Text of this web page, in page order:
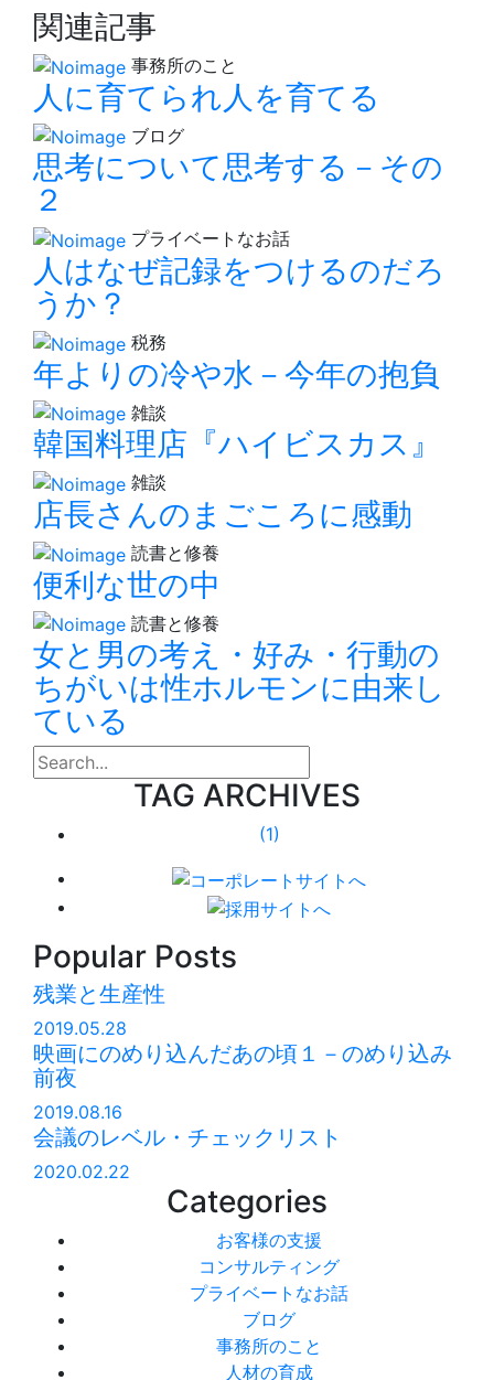
関連記事
事務所のこと
人に育てられ人を育てる
ブログ
思考について思考する－その
２
プライベートなお話
人はなぜ記録をつけるのだろ
うか？
税務
年よりの冷や水－今年の抱負
雑談
韓国料理店『ハイビスカス』
雑談
店長さんのまごころに感動
読書と修養
便利な世の中
読書と修養
女と男の考え・好み・行動の
ちがいは性ホルモンに由来し
ている
search
TAG ARCHIVES
(1)
Popular Posts
残業と生産性
2019.05.28
映画にのめり込んだあの頃１－のめり込み
前夜
2019.08.16
会議のレベル・チェックリスト
2020.02.22
Categories
お客様の支援
コンサルティング
プライベートなお話
ブログ
事務所のこと
人材の育成